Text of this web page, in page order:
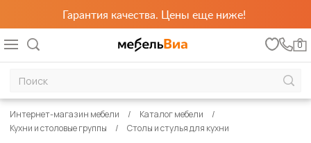
Гарантия качества. Цены еще ниже!
0
Интернет-магазин мебели
Каталог мебели
Кухни и столовые группы
Столы и стулья для кухни